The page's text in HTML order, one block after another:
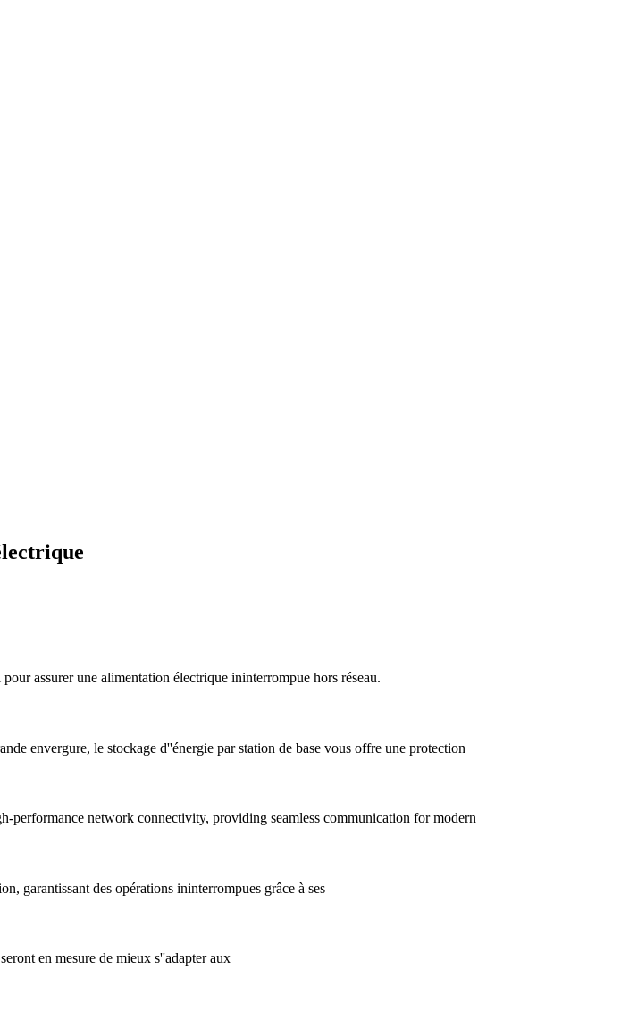
assurer une alimentation électrique ininterrompue hors réseau.
envergure, le stockage d''énergie par station de base vous offre une protection
performance network connectivity, providing seamless communication for modern
garantissant des opérations ininterrompues grâce à ses
en mesure de mieux s''adapter aux